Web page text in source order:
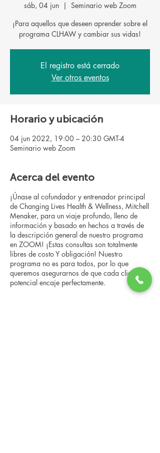
sáb, 04 jun
  |
Seminario web Zoom
¡Para aquellos que deseen aprender sobre el
programa CLHAW y cambiar sus vidas!
El registro está cerrado
Ver otros eventos
Horario y ubicación
04 jun 2022, 19:00 – 20:30 GMT-4
Seminario web Zoom
Acerca del evento
¡Únase al cofundador y entrenador principal
de Changing Lives Health & Wellness, Mitchell
Menaker, para un viaje profundo, lleno de
información y basado en hechos a través de
la descripción general de nuestro programa
en ZOOM! ¡Estas consultas son totalmente
libres de costo Y obligación! Nuestro
programa no es para todos, por lo que
queremos asegurarnos de que cada cliente
potencial encaje perfectamente.